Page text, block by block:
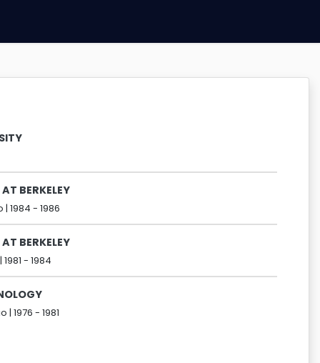
BERKELEY
| 1984 - 1986
BERKELEY
1981 - 1984
| 1976 - 1981